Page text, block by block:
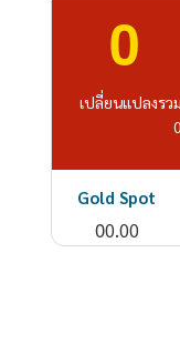
0
เปลี่ยนแปลงรวม
0
Gold Spot
00.00